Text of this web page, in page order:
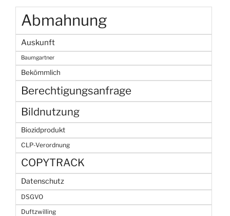
Abmahnung
Auskunft
Baumgartner
Bekömmlich
Berechtigungsanfrage
Bildnutzung
Biozidprodukt
CLP-Verordnung
COPYTRACK
Datenschutz
DSGVO
Duftzwilling